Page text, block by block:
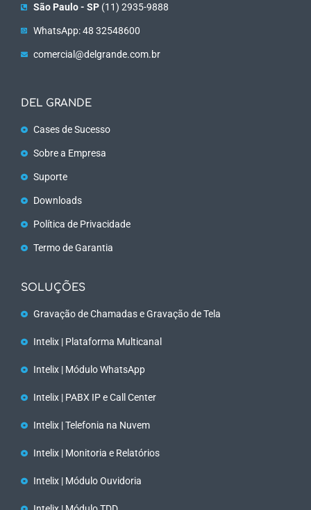
São Paulo - SP(11) 2935-9888
WhatsApp: 48 32548600
comercial@delgrande.com.br
DEL GRANDE
Cases de Sucesso
Sobre a Empresa
Suporte
Downloads
Política de Privacidade
Termo de Garantia
SOLUÇÕES
Gravação de Chamadas e Gravação de Tela
Intelix | Plataforma Multicanal
Intelix | Módulo WhatsApp
Intelix | PABX IP e Call Center
Intelix | Telefonia na Nuvem
Intelix | Monitoria e Relatórios
Intelix | Módulo Ouvidoria